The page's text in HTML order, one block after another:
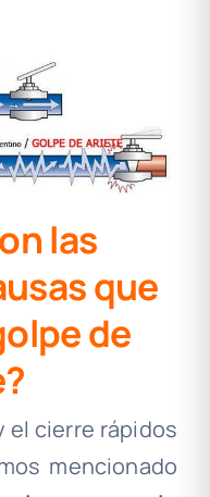
las
que
de
el cierre rápidos
mencionado